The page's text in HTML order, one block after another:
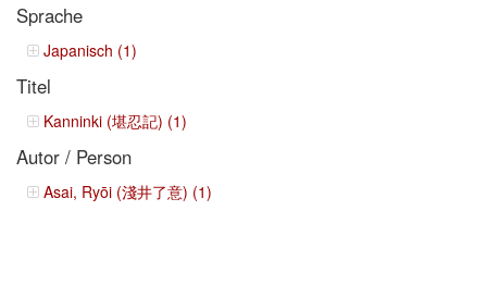
Sprache
Japanisch (1)
Titel
Kanninki (堪忍記) (1)
Autor / Person
Asai, Ryōi (淺井了意) (1)